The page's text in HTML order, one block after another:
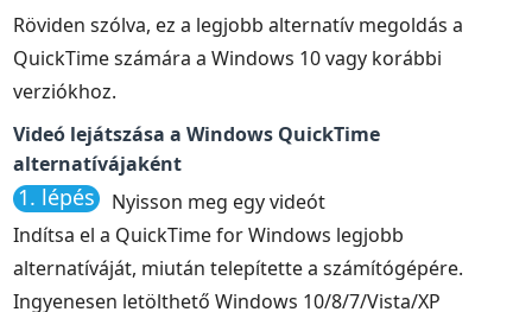
Röviden szólva, ez a legjobb alternatív megoldás a
QuickTime számára a Windows 10 vagy korábbi
verziókhoz.
Videó lejátszása a Windows QuickTime
alternatívájaként
1. lépés
Nyisson meg egy videót
Indítsa el a QuickTime for Windows legjobb
alternatíváját, miután telepítette a számítógépére.
Ingyenesen letölthető Windows 10/8/7/Vista/XP